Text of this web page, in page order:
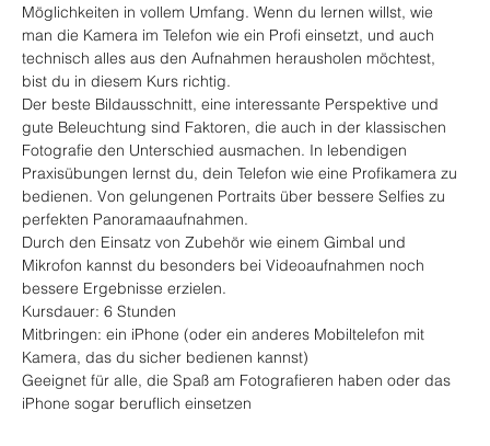
Möglichkeiten in vollem Umfang. Wenn du lernen willst, wie
man die Kamera im Telefon wie ein Profi einsetzt, und auch
technisch alles aus den Aufnahmen herausholen möchtest,
bist du in diesem Kurs richtig.
Der beste Bildausschnitt, eine interessante Perspektive und
gute Beleuchtung sind Faktoren, die auch in der klassischen
Fotografie den Unterschied ausmachen. In lebendigen
Praxisübungen lernst du, dein Telefon wie eine Profikamera zu
bedienen. Von gelungenen Portraits über bessere Selfies zu
perfekten Panoramaaufnahmen.
Durch den Einsatz von Zubehör wie einem Gimbal und
Mikrofon kannst du besonders bei Videoaufnahmen noch
bessere Ergebnisse erzielen.
Kursdauer: 6 Stunden
Mitbringen: ein iPhone (oder ein anderes Mobiltelefon mit
Kamera, das du sicher bedienen kannst)
Geeignet für alle, die Spaß am Fotografieren haben oder das
iPhone sogar beruflich einsetzen